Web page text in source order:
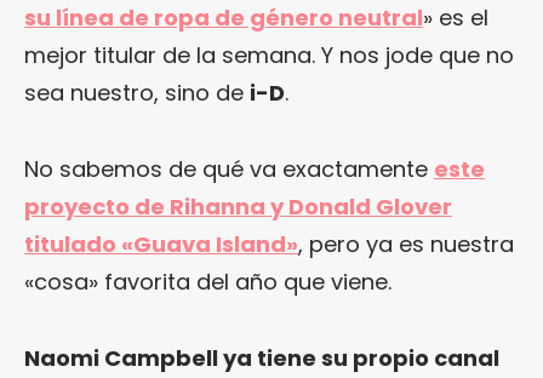
su línea de ropa de género neutral» es el
mejor titular de la semana. Y nos jode que no
sea nuestro, sino de i-D.
No sabemos de qué va exactamente este
proyecto de Rihanna y Donald Glover
titulado «Guava Island», pero ya es nuestra
«cosa» favorita del año que viene.
Naomi Campbell ya tiene su propio canal